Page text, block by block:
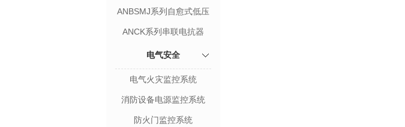
制器
ANBSMJ系列自愈式低压
井联电容器
ANCK系列串联电抗器
电气安全
电气火灾监控系统
消防设备电源监控系统
防火门监控系统